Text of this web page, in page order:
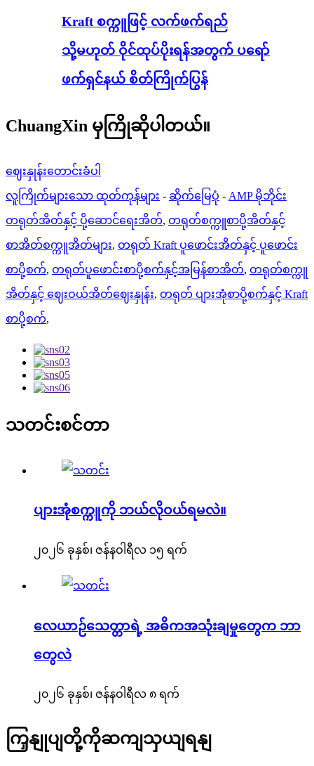
Kraft စက္ကူဖြင့် လက်ဖက်ရည်
သို့မဟုတ် ဝိုင်ထုပ်ပိုးရန်အတွက် ပရော်
ဖက်ရှင်နယ် စိတ်ကြိုက်ပြွန်
ChuangXin မှကြိုဆိုပါတယ်။
ဈေးနှုန်းတောင်းခံပါ
လူကြိုက်များသော ထုတ်ကုန်များ - ဆိုက်မြေပုံ - AMP မိုဘိုင်း
တရုတ်အိတ်နှင့် ပို့ဆောင်ရေးအိတ်, တရုတ်စက္ကူစာပို့အိတ်နှင့်
စာအိတ်စက္ကူအိတ်များ, တရုတ် Kraft ပူဖောင်းအိတ်နှင့် ပူဖောင်း
စာပို့စက်, တရုတ်ပူဖောင်းစာပို့စက်နှင့်အမြန်စာအိတ်, တရုတ်စက္ကူ
အိတ်နှင့် ဈေးဝယ်အိတ်ဈေးနှုန်း, တရုတ် ပျားအုံစာပို့စက်နှင့် Kraft
စာပို့စက်,
သတင်းစင်တာ
ပျားအုံစက္ကူကို ဘယ်လိုဝယ်ရမလဲ။
၂၀၂၆ ခုနှစ်၊ ဇန်နဝါရီလ ၁၅ ရက်
လေယာဉ်သေတ္တာရဲ့ အဓိကအသုံးချမှုတွေက ဘာ
တွေလဲ
၂၀၂၆ ခုနှစ်၊ ဇန်နဝါရီလ ၈ ရက်
ကြှနျုပျတို့ကိုဆကျသှယျရနျ